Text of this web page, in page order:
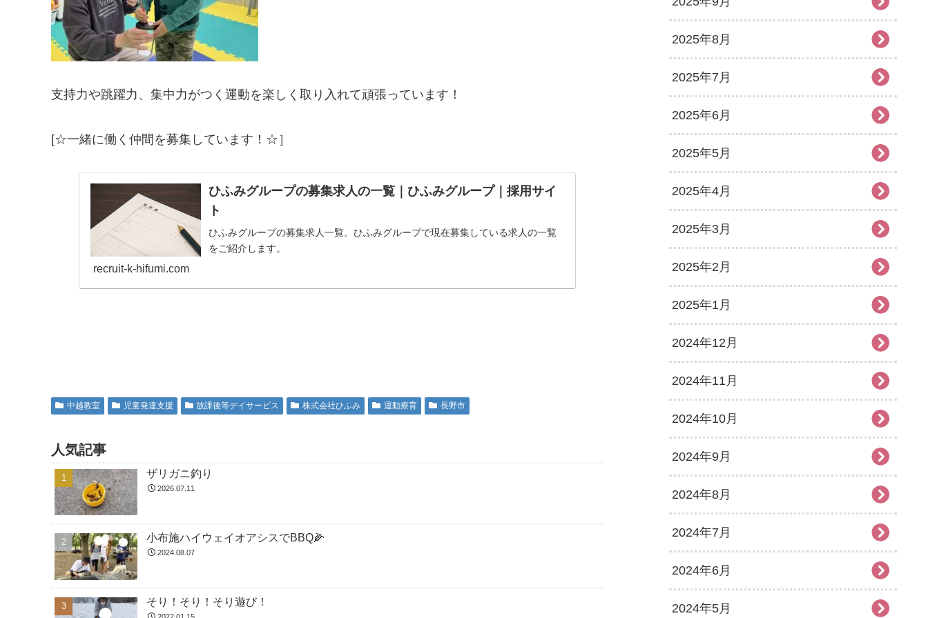
支持力や跳躍力、集中力がつく運動を楽しく取り入れて頑張っています！
[☆一緒に働く仲間を募集しています！☆］
ひふみグループの募集求人の一覧｜ひふみグループ｜採用サイ
ト
ひふみグループの募集求人一覧。ひふみグループで現在募集している求人の一覧
をご紹介します。
recruit-k-hifumi.com
中越教室 児童発達支援 放課後等デイサービス 株式会社ひふみ 運動療育 長野市
人気記事
ザリガニ釣り
2026.07.11
小布施ハイウェイオアシスでBBQ🌽
2024.08.07
そり！そり！そり遊び！
2025年8月
2025年7月
2025年6月
2025年5月
2025年4月
2025年3月
2025年2月
2025年1月
2024年12月
2024年11月
2024年10月
2024年9月
2024年8月
2024年7月
2024年6月
2024年5月